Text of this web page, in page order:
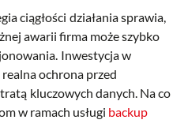
ciągłości działania sprawia,
awarii firma może szybko
Inwestycja w
ochrona przed
kluczowych danych. Na co
w ramach usługi backup